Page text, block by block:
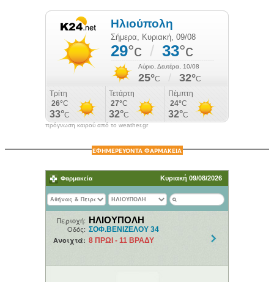
πρόγνωση καιρού από το weather.gr
ΕΦΗΜΕΡΕΥΟΝΤΑ ΦΑΡΜΑΚΕΙΑ